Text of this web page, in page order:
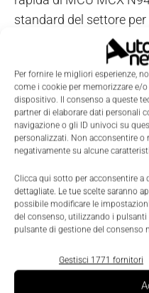
Per fornire le migliori esperienze,
come i cookie per memorizzare e/
dispositivo. Il consenso a queste
partner di elaborare dati personali
navigazione o gli ID univoci su
personalizzati. Non acconsentire
negativamente su alcune
Clicca qui sotto per acconsentire a
dettagliate. Le tue scelte saranno
possibile modificare le
del consenso, utilizzando i
pulsante di gestione del consenso
Gestisci 1771 fornitori
standard del settore per
, interfacce
memoria flash esterna
integrato.
Vai subito alle video
applicazione pratica
digitale e poi uno
impiegati
LED e per stampare a
sensore.
INIZIA SUBITO IL
CON LE VIDEO